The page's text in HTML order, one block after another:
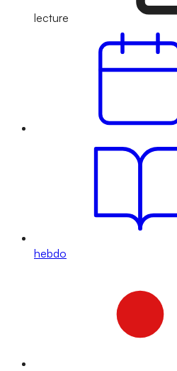
lecture
hebdo